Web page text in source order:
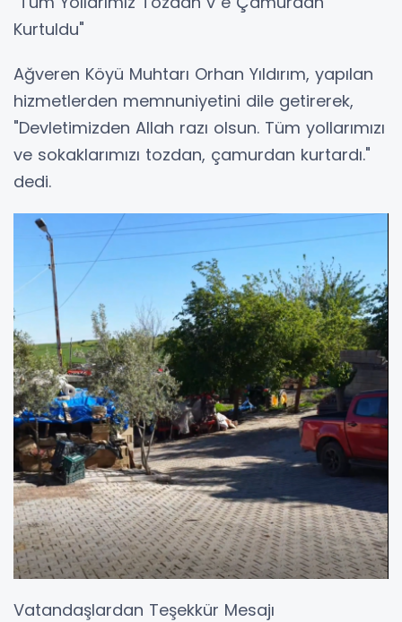
Kurtuldu"
Ağveren Köyü Muhtarı Orhan Yıldırım, yapılan
hizmetlerden memnuniyetini dile getirerek,
"Devletimizden Allah razı olsun. Tüm yollarımızı
ve sokaklarımızı tozdan, çamurdan kurtardı."
dedi.
Vatandaşlardan Teşekkür Mesajı